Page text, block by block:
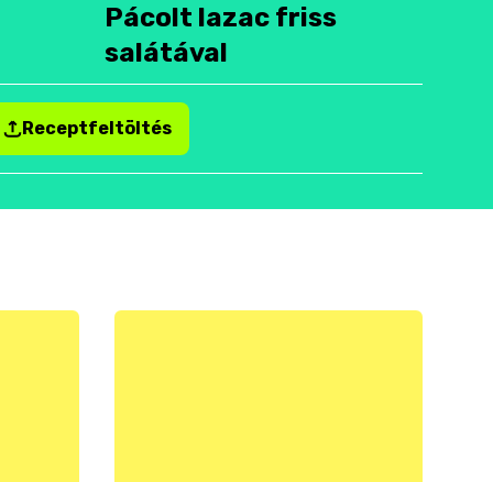
Pácolt lazac friss
salátával
Receptfeltöltés